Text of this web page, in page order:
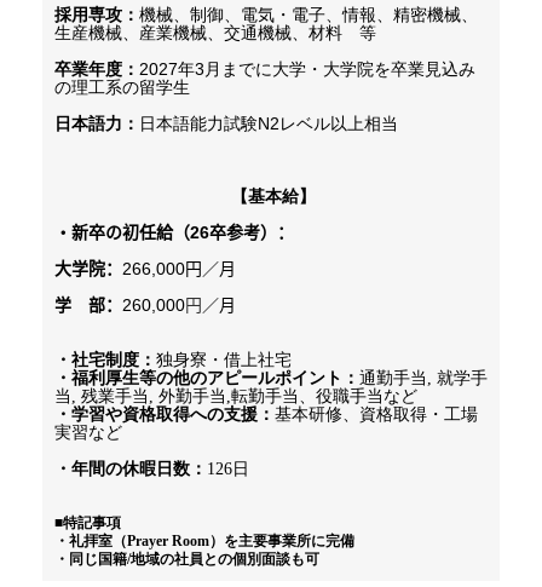
採用専攻： 機械、制御、電気・電子、情報、精密機械、
生産機械、産業機械、交通機械、材料　等
卒業年度： 2027年3月までに大学・大学院を卒業見込み
の理工系の留学生
日本語力： 日本語能力試験N2レベル以上相当
【基本給】
・新卒の初任給（26卒参考）：
大学院： 266,000円／月
学　部： 260,000円 ／月
・社宅制度：
独身寮・借上社宅
・福利厚生等の他のアピールポイント： 通勤手当, 就学手
当, 残業手当, 外勤手当,転勤手当、役職手当など
・学習や資格取得への支援： 基本研修、資格取得・工場
実習など
・年間の休暇日数： 126日
■特記事項
・礼拝室（Prayer Room）を主要事業所に完備
・同じ国籍/地域の社員との個別面談も可